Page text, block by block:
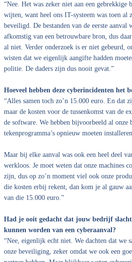
“Nee. Het was zeker niet aan een gebrekkige
wijten, want heel ons IT-systeem was toen al
beveiligd. De bestanden van de eerste aanval
afkomstig van een betrouwbare bron, dus
al niet. Verder onderzoek is er niet gebeurd,
wisten dat we eigenlijk aangifte hadden
politie. De daders zijn dus nooit gevat.”
Hoeveel hebben deze cyberincidenten het
“Alles samen toch zo’n 15.000 euro. En dat
maar de kosten voor de tussenkomst van de
de software. We hebben bijvoorbeeld al onze
tekenprogramma’s opnieuw moeten
Maar bij elke aanval was ook een heel deel
werkloos. Je moet weten dat onze machines
zijn, dus op zo’n moment viel ook onze
die kosten erbij rekent, dan kom je al gauw
van die 15.000 euro.”
Had je ooit gedacht dat jouw bedrijf
kunnen worden van een cyberaanval?
“Nee, eigenlijk echt niet. We dachten dat we
onze beveiliging, zeker omdat we ook een